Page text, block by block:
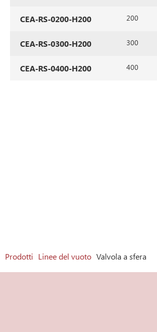
CEA-RS-0200-H200 200
CEA-RS-0300-H200 300
CEA-RS-0400-H200 400
Prodotti Linee del vuoto Valvola a sfera